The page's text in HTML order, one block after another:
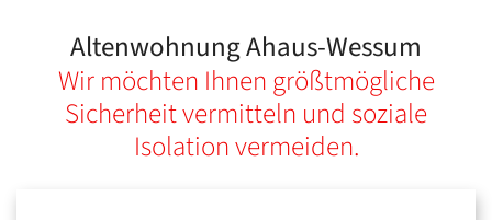
Altenwohnung Ahaus-Wessum
Wir möchten Ihnen größtmögliche
Sicherheit vermitteln und soziale
Isolation vermeiden.